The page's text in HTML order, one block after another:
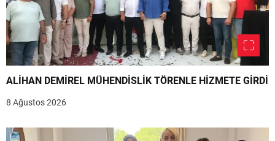
ALİHAN DEMİREL MÜHENDİSLİK TÖRENLE HİZMETE GİRDİ
8 Ağustos 2026